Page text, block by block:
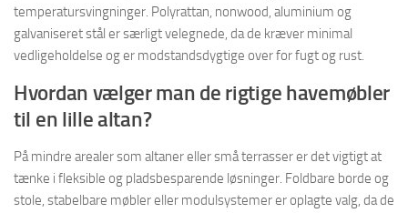
temperatursvingninger. Polyrattan, nonwood, aluminium og
galvaniseret stål er særligt velegnede, da de kræver minimal
vedligeholdelse og er modstandsdygtige over for fugt og rust.
Hvordan vælger man de rigtige havemøbler
til en lille altan?
På mindre arealer som altaner eller små terrasser er det vigtigt at
tænke i fleksible og pladsbesparende løsninger. Foldbare borde og
stole, stabelbare møbler eller modulsystemer er oplagte valg, da de